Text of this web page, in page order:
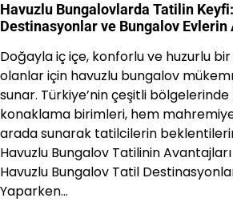
Havuzlu Bungalovlarda Tatilin
Destinasyonlar ve Bungalov Evlerin
Doğayla iç içe, konforlu ve huzurlu bir
olanlar için havuzlu bungalov
sunar. Türkiye’nin çeşitli
konaklama birimleri, hem
arada sunarak tatilcilerin
Havuzlu Bungalov Tatilinin
Havuzlu Bungalov Tatil
Yaparken…